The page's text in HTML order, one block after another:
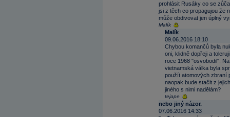
prohlásit Rusáky co se
jsi z těch co propagujou že
může obdivovat jen úplný
Malík
Malík
09.06.2016 18:10
Chybou komančů byla
oni, klidně dopřeji a
roce 1968 "osvobodil".
vietnamská válka byla
použít atomových zbraní
naopak bude stačit z
jiného s nimi nadělám?
tejape
nebo jiný názor.
07.06.2016 14:33